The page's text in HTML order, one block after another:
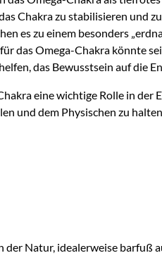
Chakra zu stabilisieren und
es zu einem besonders
das Omega-Chakra könnte
das Bewusstsein auf die
eine wichtige Rolle in der
und dem Physischen zu
der Natur, idealerweise barfuß